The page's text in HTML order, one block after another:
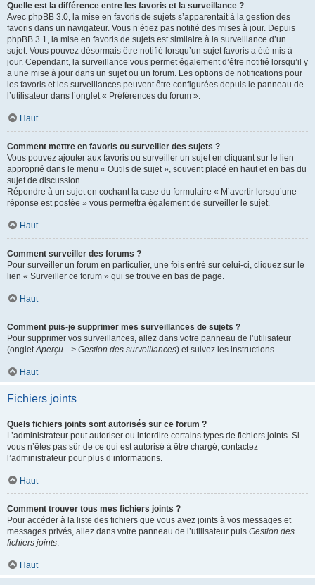
Quelle est la différence entre les favoris et la surveillance ?
Avec phpBB 3.0, la mise en favoris de sujets s’apparentait à la gestion des
favoris dans un navigateur. Vous n’étiez pas notifié des mises à jour. Depuis
phpBB 3.1, la mise en favoris de sujets est similaire à la surveillance d’un
sujet. Vous pouvez désormais être notifié lorsqu’un sujet favoris a été mis à
jour. Cependant, la surveillance vous permet également d’être notifié lorsqu’il y
a une mise à jour dans un sujet ou un forum. Les options de notifications pour
les favoris et les surveillances peuvent être configurées depuis le panneau de
l’utilisateur dans l’onglet « Préférences du forum ».
Haut
Comment mettre en favoris ou surveiller des sujets ?
Vous pouvez ajouter aux favoris ou surveiller un sujet en cliquant sur le lien
approprié dans le menu « Outils de sujet », souvent placé en haut et en bas du
sujet de discussion.
Répondre à un sujet en cochant la case du formulaire « M’avertir lorsqu’une
réponse est postée » vous permettra également de surveiller le sujet.
Haut
Comment surveiller des forums ?
Pour surveiller un forum en particulier, une fois entré sur celui-ci, cliquez sur le
lien « Surveiller ce forum » qui se trouve en bas de page.
Haut
Comment puis-je supprimer mes surveillances de sujets ?
Pour supprimer vos surveillances, allez dans votre panneau de l’utilisateur
(ongletAperçu --> Gestion des surveillances) et suivez les instructions.
Haut
Fichiers joints
Quels fichiers joints sont autorisés sur ce forum ?
L’administrateur peut autoriser ou interdire certains types de fichiers joints. Si
vous n’êtes pas sûr de ce qui est autorisé à être chargé, contactez
l’administrateur pour plus d’informations.
Haut
Comment trouver tous mes fichiers joints ?
Pour accéder à la liste des fichiers que vous avez joints à vos messages et
messages privés, allez dans votre panneau de l’utilisateur puis Gestion des
fichiers joints.
Haut